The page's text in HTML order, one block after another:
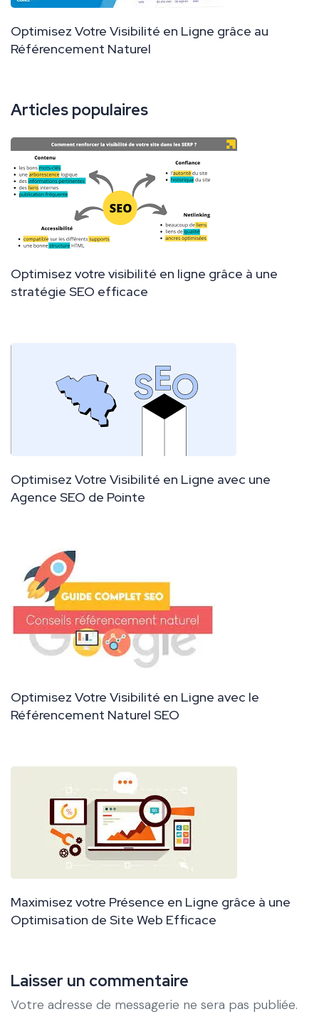
Optimisez Votre Visibilité en Ligne grâce au
Référencement Naturel
Articles populaires
Optimisez votre visibilité en ligne grâce à une
stratégie SEO efficace
Optimisez Votre Visibilité en Ligne avec une
Agence SEO de Pointe
Optimisez Votre Visibilité en Ligne avec le
Référencement Naturel SEO
Maximisez votre Présence en Ligne grâce à une
Optimisation de Site Web Efficace
Laisser un commentaire
Votre adresse de messagerie ne sera pas publiée.